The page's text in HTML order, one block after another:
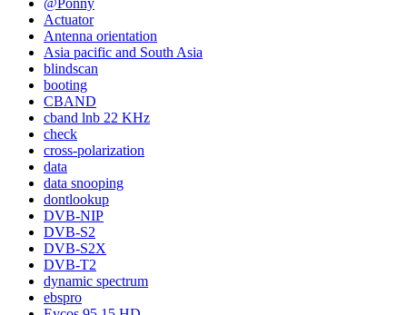
Actuator
Antenna orientation
Asia pacific and South Asia
blindscan
booting
CBAND
cband lnb 22 KHz
check
cross-polarization
data
data snooping
dontlookup
DVB-NIP
DVB-S2
DVB-S2X
DVB-T2
dynamic spectrum
ebspro